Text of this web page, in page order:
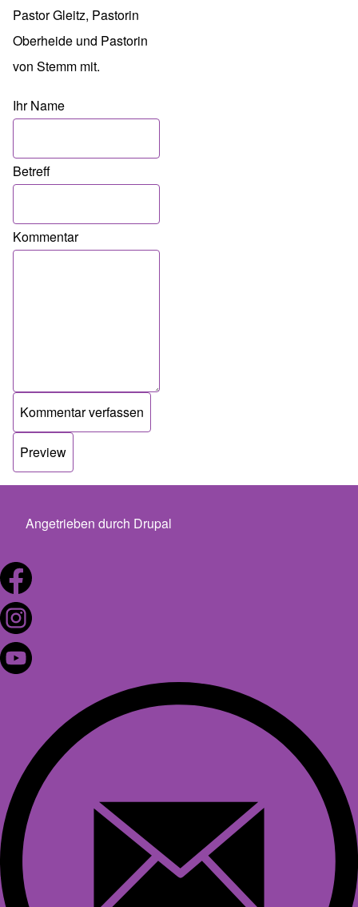
Pastor Gleitz, Pastorin
Oberheide und Pastorin
von Stemm mit.
Ihr Name
Betreff
Kommentar
Angetrieben durch Drupal